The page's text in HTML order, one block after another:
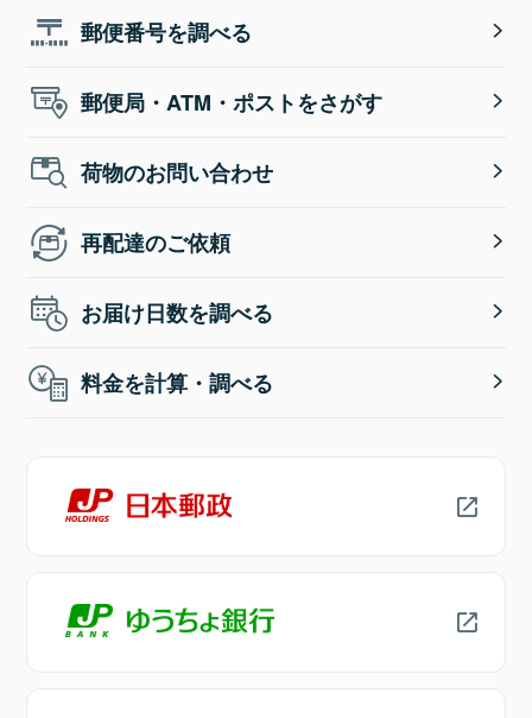
郵便番号を調べる
郵便局・ATM・ポストをさがす
荷物のお問い合わせ
再配達のご依頼
お届け日数を調べる
料金を計算・調べる